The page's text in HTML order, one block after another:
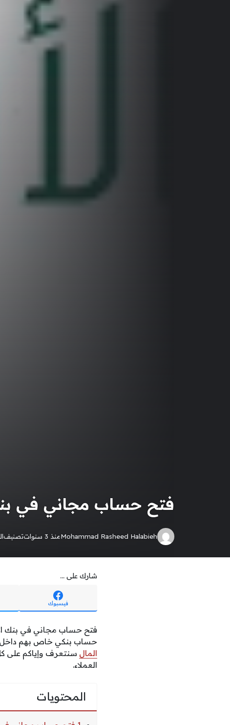
فتح حساب مجاني في
Mohammad Rasheed Halabiehمنذ 3 سنوات تصنيف
شارك على ...
فيسبوك
فتح حساب مجاني في بنك
حساب بنكي خاص بهم داخل
المال سنتعرف وإياكم على
العملاء.
المحتويات